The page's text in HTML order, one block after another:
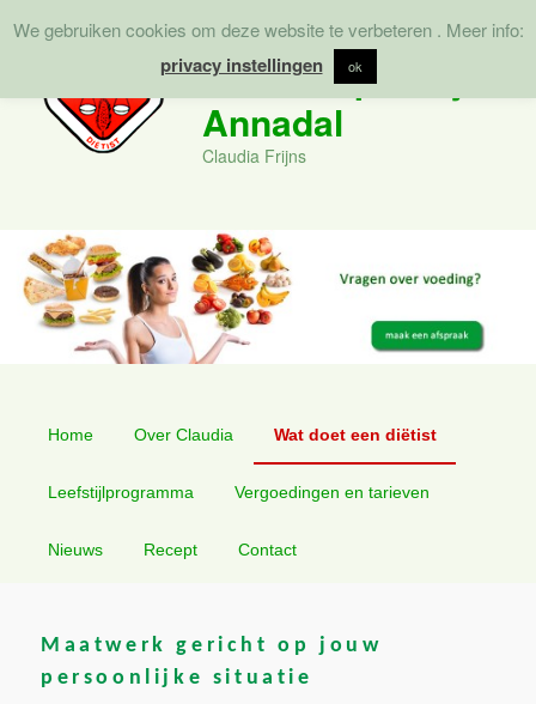
Diëtistenpraktijk
Annadal
Claudia Frijns
Spring
naar
inhoud
Spring
naar
inhoud
Home Over Claudia Wat doet een diëtist
Leefstijlprogramma Vergoedingen en tarieven
Nieuws Recept Contact
Maatwerk gericht op jouw
persoonlijke situatie
We gebruiken cookies om deze website te verbeteren . Meer info:
privacy instellingen ok